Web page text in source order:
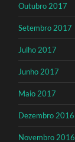
Outubro 2017
Setembro 2017
Julho 2017
Junho 2017
Maio 2017
Dezembro 2016
Novembro 2016